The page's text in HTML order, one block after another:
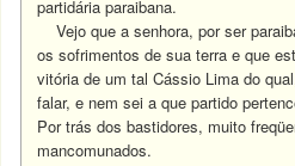
partidária paraibana.
Vejo que a senhora, por ser
os sofrimentos de sua terra e que
vitória de um tal Cássio Lima do
falar, e nem sei a que partido
Por trás dos bastidores, muito
mancomunados.